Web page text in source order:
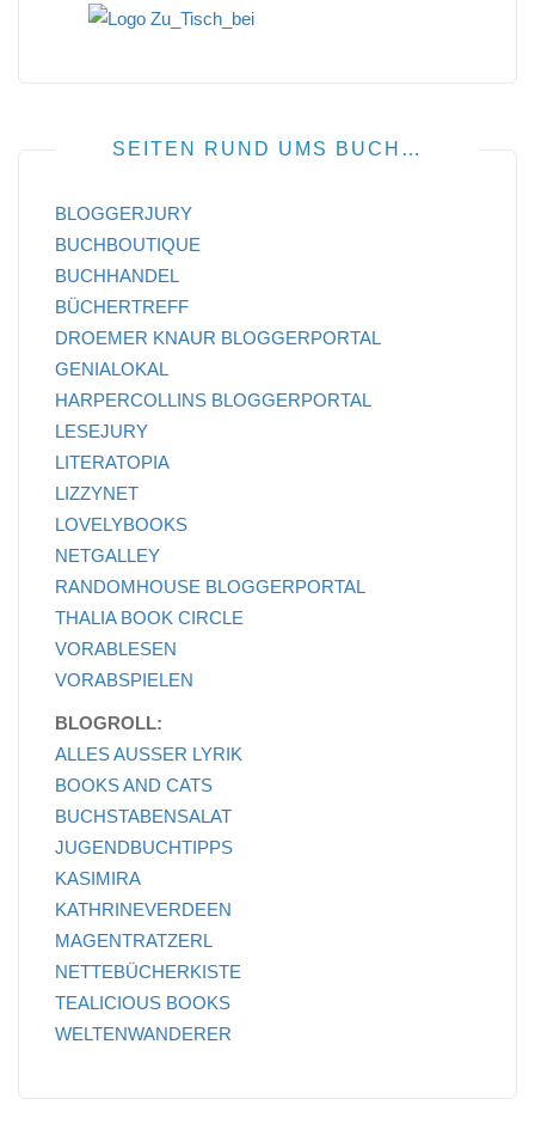
SEITEN RUND UMS BUCH…
BLOGGERJURY
BUCHBOUTIQUE
BUCHHANDEL
BÜCHERTREFF
DROEMER KNAUR BLOGGERPORTAL
GENIALOKAL
HARPERCOLLINS BLOGGERPORTAL
LESEJURY
LITERATOPIA
LIZZYNET
LOVELYBOOKS
NETGALLEY
RANDOMHOUSE BLOGGERPORTAL
THALIA BOOK CIRCLE
VORABLESEN
VORABSPIELEN
BLOGROLL:
ALLES AUSSER LYRIK
BOOKS AND CATS
BUCHSTABENSALAT
JUGENDBUCHTIPPS
KASIMIRA
KATHRINEVERDEEN
MAGENTRATZERL
NETTEBÜCHERKISTE
TEALICIOUS BOOKS
WELTENWANDERER